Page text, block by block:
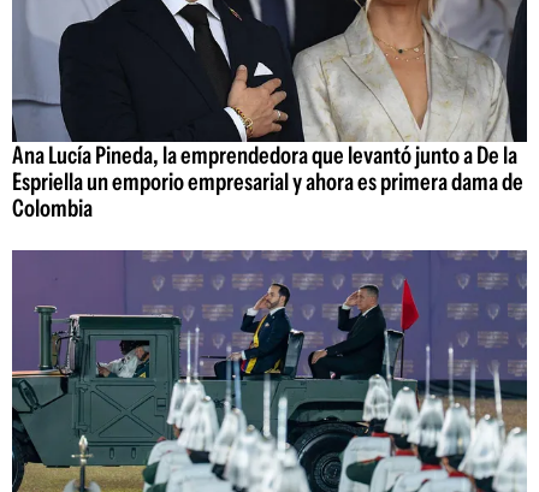
Ana Lucía Pineda, la emprendedora que levantó junto a De la
Espriella un emporio empresarial y ahora es primera dama de
Colombia